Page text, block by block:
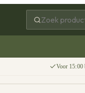
Voor 15:00